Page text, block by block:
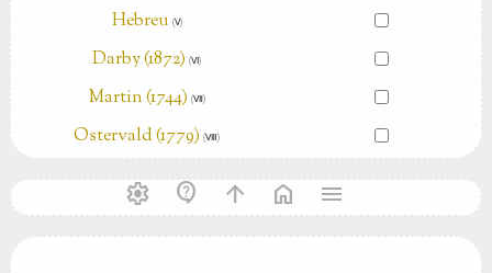
Hebreu (Ⅴ)
Darby (1872) (Ⅵ)
Martin (1744) (Ⅶ)
Ostervald (1779) (Ⅷ)
settings contact_support arrow_upward home menu